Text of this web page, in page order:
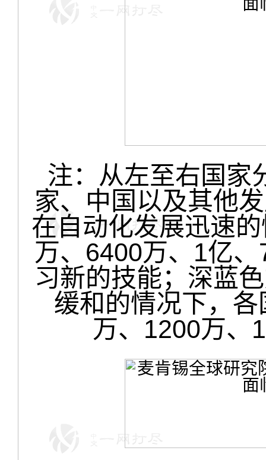
注：从左至右国家
家、中国以及其他
在自动化发展迅速
万、6400万、1亿
习新的技能；深蓝
缓和的情况下，
万、1200万、